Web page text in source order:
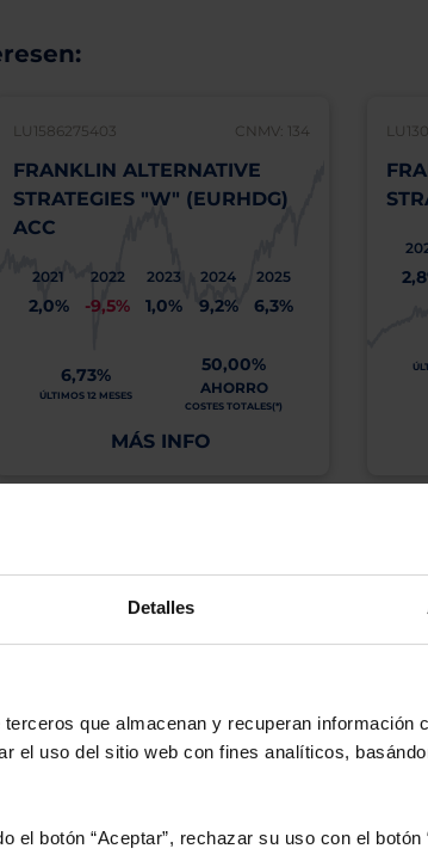
Detalles
que almacenan y recuperan información
el uso del sitio web con fines analíticos,
el botón “Aceptar”, rechazar su uso con el botón
LU1586275403 CNMV: 134
FRANKLIN ALTERNATIVE
STRATEGIES "W" (EURHDG)
ACC
2021
2,0%
2022
-9,5%
2023
1,0%
2024
9,2%
2025
6,3%
6,73%
ÚLTIMOS 12 MESES
50,00%
AHORRO
COSTES TOTALES(*)
MÁS INFO
de rentabilidad y/o la pérdida del principal invertido. El
resultados en el futuro ni sean indicativas de
mantendrá o aumentará su valor.
a su disposición información completa y relativa a dicho
en «ver informe») y el DFI (clicando en «ver ficha»).
la compra de estos Fondos en concreto. Consulte el
El Cliente es responsable de las decisiones de inversión que
Liquidativos del Fondo al cierre de la última sesión, y se
si el fondo es de reparto. Todas las rentabilidades mostradas